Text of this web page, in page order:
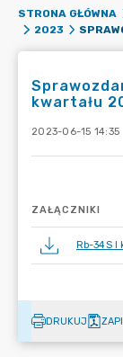
STRONA GŁÓWNA
2023
kwartału
2023-06-15 14:35
ZAŁĄCZNIKI
Rb-34S I
DRUKUJ